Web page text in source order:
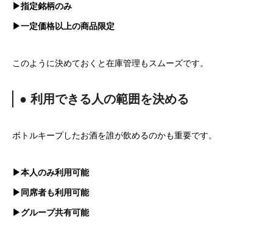
▶指定銘柄のみ
▶一定価格以上の商品限定
このように決めておくと在庫管理もスムーズです。
● 利用できる人の範囲を決める
ボトルキープしたお酒を誰が飲めるのかも重要です。
▶本人のみ利用可能
▶同席者も利用可能
▶グループ共有可能